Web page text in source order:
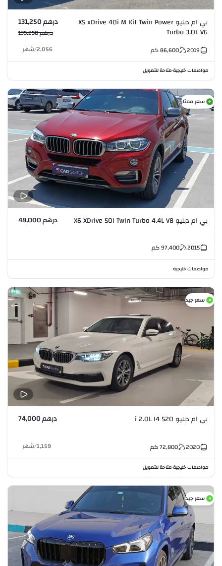
بي ام دبليو X5 xDrive 40i M Kit Twin Power
Turbo 3.0L V6
درهم 131,250
درهم 135,250
2019
86,600كم 2,056
/شهر
مواصفات خليجية•متاحة للتمويل
سعر ممتاز
بي ام دبليو X6 XDrive 50i Twin Turbo 4.4L V8 درهم 48,000
2015
97,400كم
مواصفات خليجية
سعر جيد
بي ام دبليو 520 i 2.0L I4 درهم 74,000
2020
72,800كم 1,159
/شهر
مواصفات خليجية•متاحة للتمويل
سعر جيد